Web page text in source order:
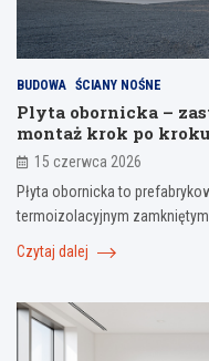
BUDOWA ŚCIANY NOŚNE
Plyta obornicka –
montaż krok po kroku
15 czerwca 2026
Płyta obornicka to
termoizolacyjnym
Czytaj dalej